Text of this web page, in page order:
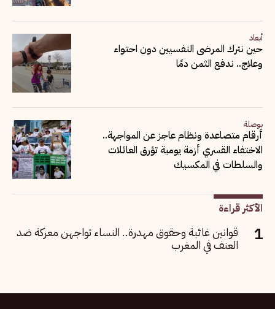
أبعاد
حين نترك المرضى النفسيين دون احتواء
وعلاج.. ندفع الثمن دمًا
بوصلة
أرقام متصاعدة ونظام عاجز عن المواجهة..
الاختفاء القسري أزمة يومية تؤرق العائلات
والسلطات في المكسيك
الأكثر قراءة
قوانين غائبة وحقوق مهدرة.. النساء تواجهن معركة ضد
العنف في المغرب